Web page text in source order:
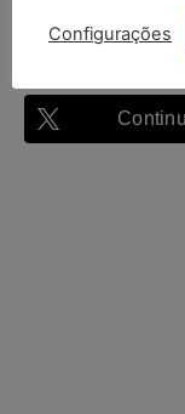
Configurações